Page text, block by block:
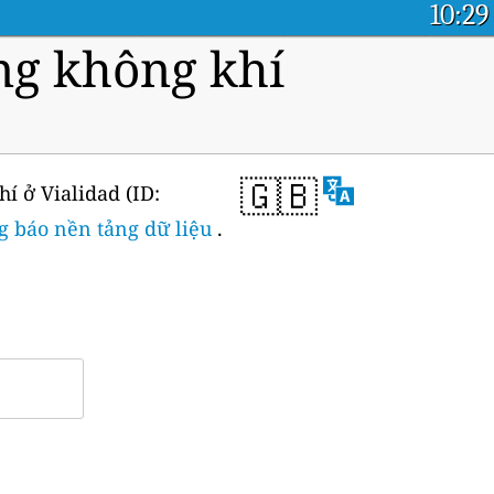
10:29
không khí
🇬🇧
ở Vialidad (ID:
báo nền tảng dữ liệu .